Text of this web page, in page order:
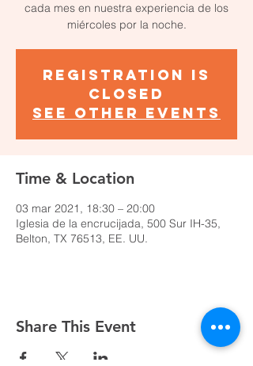
cada mes en nuestra experiencia de los
miércoles por la noche.
Registration is
Closed
See other events
Time & Location
03 mar 2021, 18:30 – 20:00
Iglesia de la encrucijada, 500 Sur IH-35,
Belton, TX 76513, EE. UU.
Share This Event